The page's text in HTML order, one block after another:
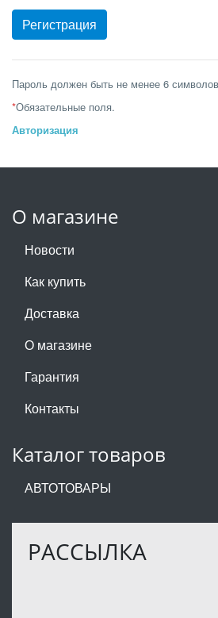
Пароль должен быть не менее 6
*Обязательные поля.
Авторизация
О магазине
Новости
Как купить
Доставка
О магазине
Гарантия
Контакты
Каталог товаров
АВТОТОВАРЫ
РАССЫЛКА